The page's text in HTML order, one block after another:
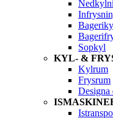
Sopkyl
KYL- &
Kylrum
Frysrum